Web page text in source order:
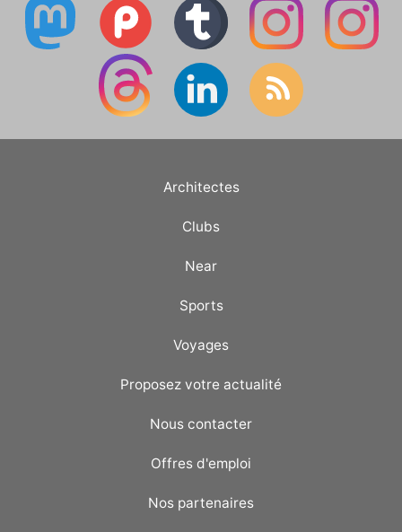
Architectes
Clubs
Near
Sports
Voyages
Proposez votre actualité
Nous contacter
Offres d'emploi
Nos partenaires